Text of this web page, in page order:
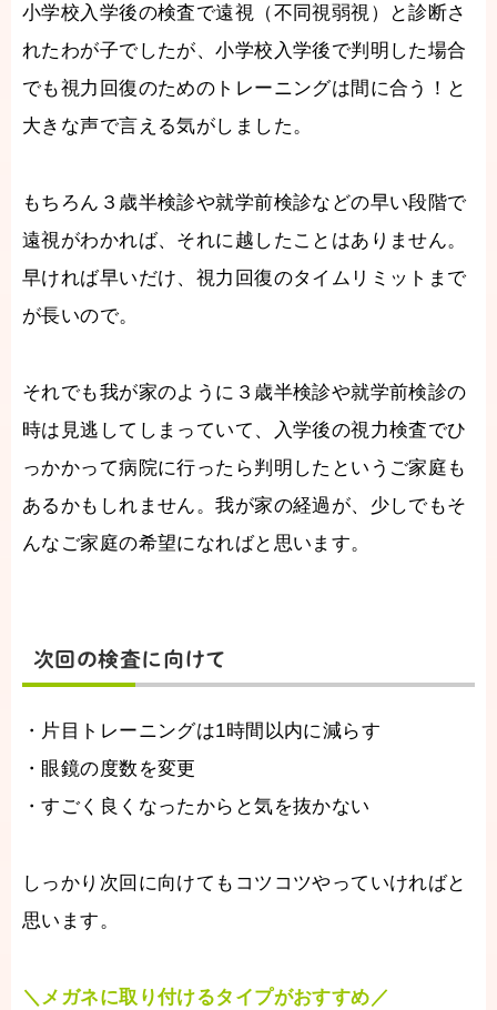
小学校入学後の検査で遠視（不同視弱視）と診断さ
れたわが子でしたが、小学校入学後で判明した場合
でも視力回復のためのトレーニングは間に合う！と
大きな声で言える気がしました。
もちろん３歳半検診や就学前検診などの早い段階で
遠視がわかれば、それに越したことはありません。
早ければ早いだけ、視力回復のタイムリミットまで
が長いので。
それでも我が家のように３歳半検診や就学前検診の
時は見逃してしまっていて、入学後の視力検査でひ
っかかって病院に行ったら判明したというご家庭も
あるかもしれません。我が家の経過が、少しでもそ
んなご家庭の希望になればと思います。
次回の検査に向けて
・片目トレーニングは1時間以内に減らす
・眼鏡の度数を変更
・すごく良くなったからと気を抜かない
しっかり次回に向けてもコツコツやっていければと
思います。
＼メガネに取り付けるタイプがおすすめ／